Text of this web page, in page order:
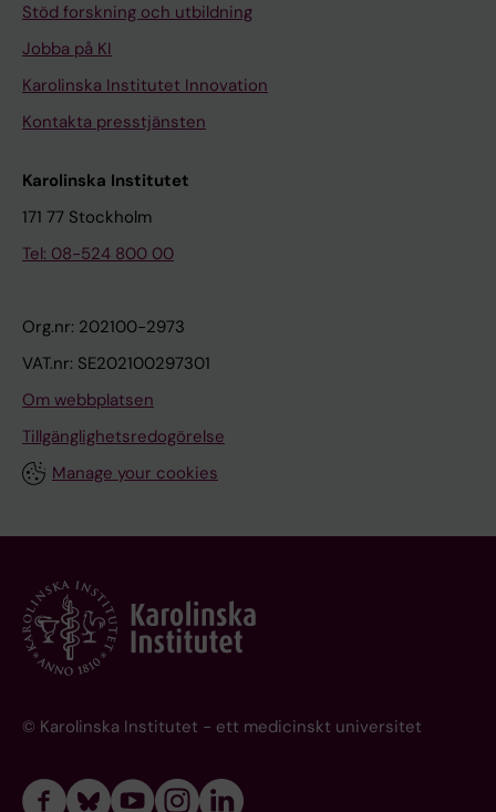
Stöd forskning och utbildning
Jobba på KI
Karolinska Institutet Innovation
Kontakta presstjänsten
Karolinska Institutet
171 77 Stockholm
Tel: 08-524 800 00
Org.nr: 202100-2973
VAT.nr: SE202100297301
Om webbplatsen
Tillgänglighetsredogörelse
Manage your cookies
© Karolinska Institutet - ett medicinskt universitet